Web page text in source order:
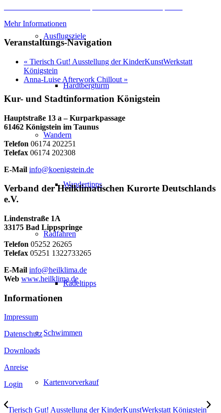
Ausflugsziele
Hardtbergturm
Wandern
Wandertipps
Radfahren
Radeltipps
Schwimmen
Kartenvorverkauf
Mehr Informationen
Veranstaltungs-Navigation
« Tierisch Gut! Ausstellung der KinderKunstWerkstatt
Königstein
Anna-Luise Afterwork Chillout »
Kur- und Stadtinformation Königstein
Hauptstraße 13 a – Kurparkpassage
61462 Königstein im Taunus
Telefon 06174 202251
Telefax 06174 202308
E-Mail info@koenigstein.de
Verband der Heilklimatischen Kurorte Deutschlands
e.V.
Lindenstraße 1A
33175 Bad Lippspringe
Telefon 05252 26265
Telefax 05251 1322733265
E-Mail info@heilklima.de
Web www.heilklima.de
Informationen
Impressum
Datenschutz
Downloads
Anreise
Login
Tierisch Gut! Ausstellung der KinderKunstWerkstatt Königstein